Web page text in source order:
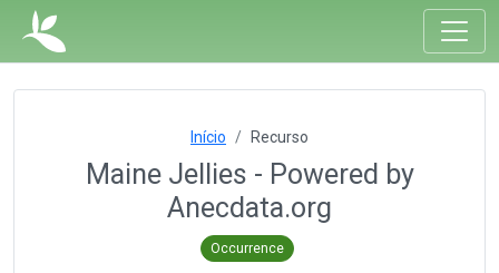
Início Recurso
Maine Jellies - Powered by
Anecdata.org
Occurrence